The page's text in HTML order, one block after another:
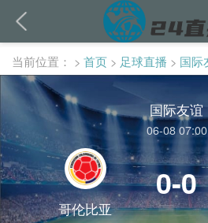
当前位置： > 首页 > 足球直播 >
国际友谊
06-08 07:00
哥伦比亚
0-0